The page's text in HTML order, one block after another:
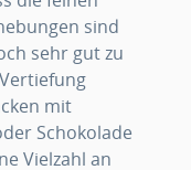
sind
sehr gut zu
mit
Schokolade
Vielzahl an